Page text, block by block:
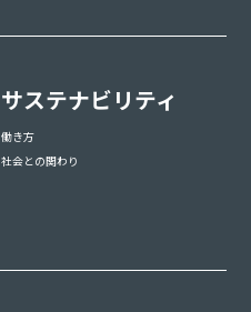
サステナビリティ
働き方
社会との関わり